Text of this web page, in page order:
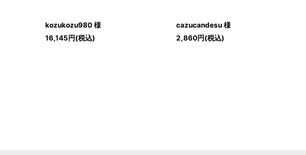
kozukozu980 様
16,145円(税込)
cazucandesu 様
2,860円(税込)